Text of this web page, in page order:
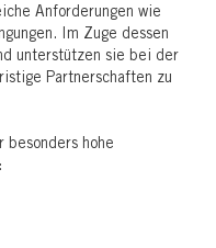
Anforderungen wie
Im Zuge dessen
unterstützen sie bei der
Partnerschaften zu
besonders hohe